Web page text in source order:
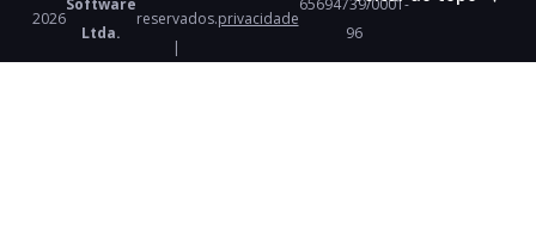
2026
Software
Ltda.
reservados.
|
privacidade
65694739/0001-
96